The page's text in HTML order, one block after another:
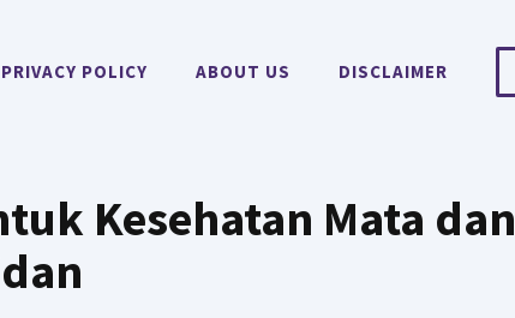
PRIVACY POLICY ABOUT US DISCLAIMER
Kesehatan Mata dan